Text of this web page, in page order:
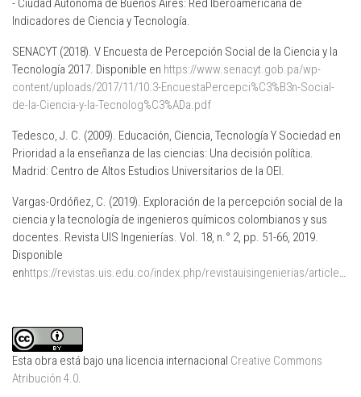
Indicadores de Ciencia y Tecnología.
SENACYT (2018). V Encuesta de Percepción Social de la Ciencia y la
Tecnología 2017. Disponible en https://www.senacyt.gob.pa/wp-
content/uploads/2017/11/10.3-EncuestaPercepci%C3%B3n-Social-
de-la-Ciencia-y-la-Tecnolog%C3%ADa.pdf
Tedesco, J. C. (2009). Educación, Ciencia, Tecnología Y Sociedad en
Prioridad a la enseñanza de las ciencias: Una decisión política.
Madrid: Centro de Altos Estudios Universitarios de la OEI.
Vargas-Ordóñez, C. (2019). Exploración de la percepción social de la
ciencia y la tecnología de ingenieros químicos colombianos y sus
docentes. Revista UIS Ingenierías. Vol. 18, n.° 2, pp. 51-66, 2019.
Disponible
enhttps://revistas.uis.edu.co/index.php/revistauisingenierias/article/view/8315
Esta obra está bajo una licencia internacional Creative Commons
Atribución 4.0